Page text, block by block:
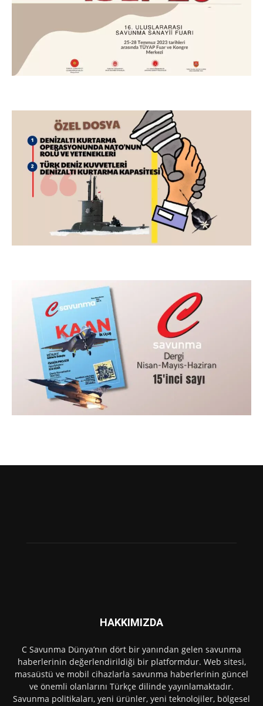
HAKKIMIZDA
C Savunma Dünya’nın dört bir yanından gelen savunma
haberlerinin değerlendirildiği bir platformdur. Web sitesi,
masaüstü ve mobil cihazlarla savunma haberlerinin güncel
ve önemli olanlarını Türkçe dilinde yayınlamaktadır.
Savunma politikaları, yeni ürünler, yeni teknolojiler, bölgesel